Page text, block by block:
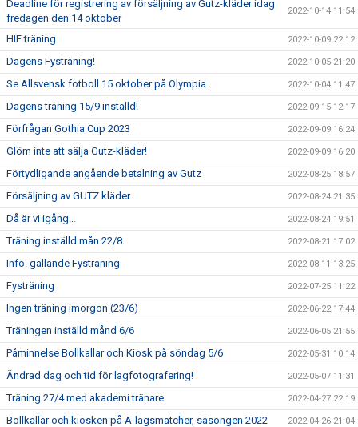
Deadline för registrering av försäljning av Gutz-kläder idag
fredagen den 14 oktober
2022-10-14 11:54
HIF träning 2022-10-09 22:12
Dagens Fysträning! 2022-10-05 21:20
Se Allsvensk fotboll 15 oktober på Olympia. 2022-10-04 11:47
Dagens träning 15/9 inställd! 2022-09-15 12:17
Förfrågan Gothia Cup 2023 2022-09-09 16:24
Glöm inte att sälja Gutz-kläder! 2022-09-09 16:20
Förtydligande angående betalning av Gutz 2022-08-25 18:57
Försäljning av GUTZ kläder 2022-08-24 21:35
Då är vi igång… 2022-08-24 19:51
Träning inställd mån 22/8. 2022-08-21 17:02
Info. gällande Fysträning 2022-08-11 13:25
Fysträning 2022-07-25 11:22
Ingen träning imorgon (23/6) 2022-06-22 17:44
Träningen inställd månd 6/6 2022-06-05 21:55
Påminnelse Bollkallar och Kiosk på söndag 5/6 2022-05-31 10:14
Ändrad dag och tid för lagfotografering! 2022-05-07 11:31
Träning 27/4 med akademi tränare. 2022-04-27 22:19
Bollkallar och kiosken på A-lagsmatcher, säsongen 2022 2022-04-26 21:04